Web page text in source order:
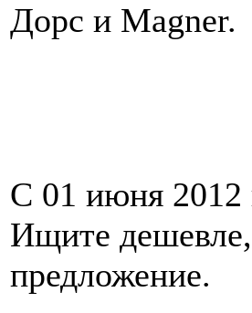
Дорс и Magner.
С 01 июня 2012
Ищите
предложение.